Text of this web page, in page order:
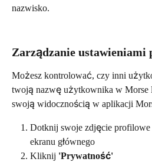
nazwisko.
Zarządzanie ustawieniami
Możesz kontrolować, czy inni
twoją nazwę użytkownika w Morse
swoją widocznością w aplikacji
Dotknij swoje zdjęcie
ekranu głównego
Kliknij 'Prywatność'